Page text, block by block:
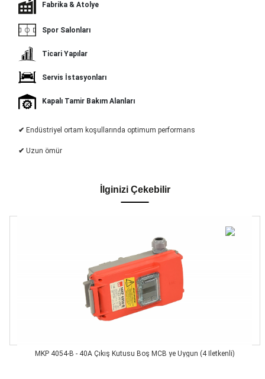
Fabrika & Atolye
Spor Salonları
Ticari Yapılar
Servis İstasyonları
Kapalı Tamir Bakım Alanları
✔ Endüstriyel ortam koşullarında optimum performans
✔ Uzun ömür
İlginizi Çekebilir
MKP 4054-B - 40A Çıkış Kutusu Boş MCB ye Uygun (4 İletkenli)